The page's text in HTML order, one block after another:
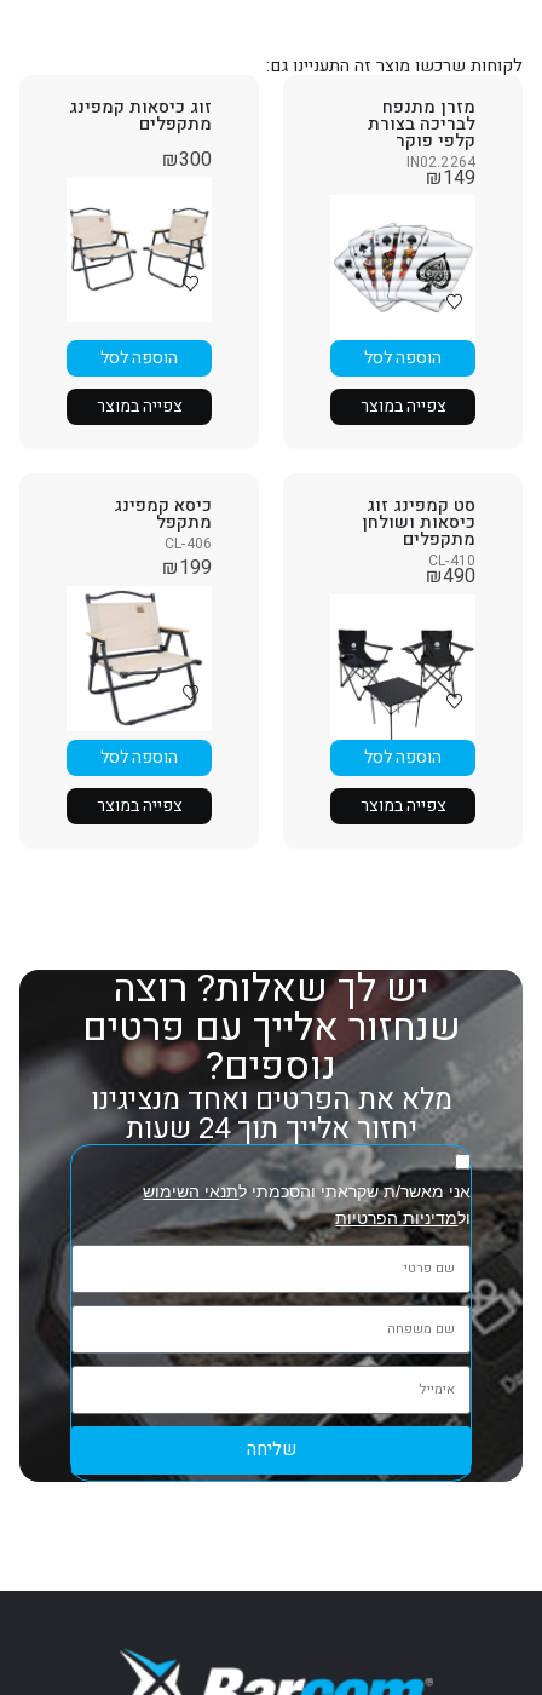
לקוחות שרכשו מוצר זה התעניינו גם:
מזרן מתנפח
לבריכה בצורת
קלפי פוקר
IN02.2264
₪149
הוספה לסל
צפייה במוצר
זוג כיסאות קמפינג
מתקפלים
₪300
הוספה לסל
צפייה במוצר
סט קמפינג זוג
כיסאות ושולחן
מתקפלים
CL-410
₪490
הוספה לסל
צפייה במוצר
כיסא קמפינג
מתקפל
CL-406
₪199
הוספה לסל
צפייה במוצר
יש לך שאלות? רוצה
שנחזור אלייך עם פרטים
נוספים?
מלא את הפרטים ואחד מנציגינו
יחזור אלייך תוך 24 שעות
אני מאשר/ת שקראתי והסכמתי לתנאי השימוש
ולמדיניות הפרטיות
שליחה